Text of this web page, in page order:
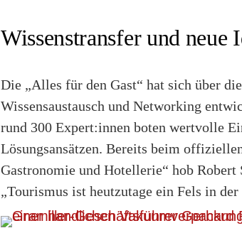
Wissenstransfer und neue
Die „Alles für den Gast“ hat sich über
Wissensaustausch und Networking
rund 300 Expert:innen boten wertvolle
Lösungsansätzen. Bereits beim
Gastronomie und Hotellerie“ hob Robert
„Tourismus ist heutzutage ein Fels in der